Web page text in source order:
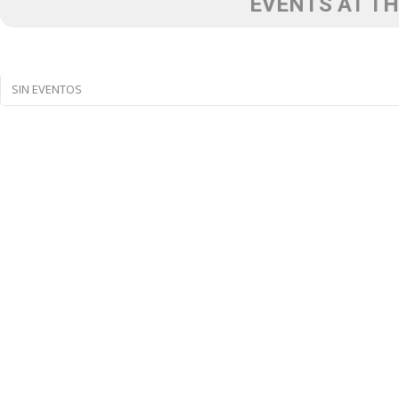
SIN EVENTOS